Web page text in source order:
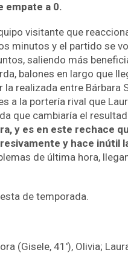
empate a 0.
visitante que
minutos y el partido se
saliendo más
balones en largo que
realizada entre Bárbara
a la portería rival que
que cambiaría el
y es en este rechace
y hace inútil
de última hora,
de temporada.
(Gisele, 41′), Olivia;